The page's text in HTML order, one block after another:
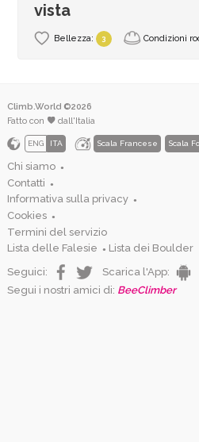
vista
Bellezza: 3 Condizioni
Climb.World ©2026
Fatto con
dall'Italia
ENG ITA Scala Francese Scala
Chi siamo ●
Contatti ●
Informativa sulla privacy ●
Cookies ●
Termini del servizio
Lista delle Falesie
● Lista dei Boulder
Seguici:
Scarica l'App:
Segui i nostri amici di: BeeClimber